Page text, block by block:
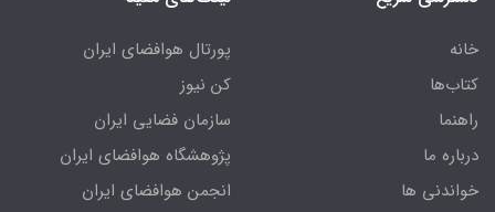
خانه
کتاب‌ها
راهنما
درباره ما
خواندنی ها
پورتال هوافضای ایران
کن نیوز
سازمان فضایی ایران
پژوهشگاه هوافضای ایران
انجمن هوافضای ایران